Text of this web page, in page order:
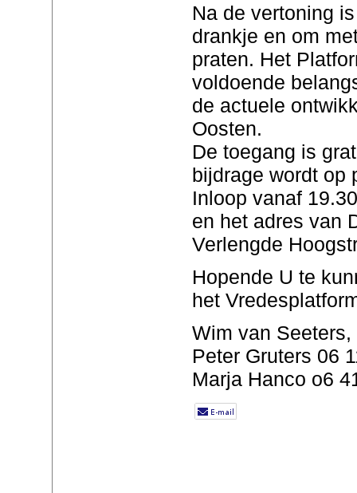
Na de vertoning
drankje en om
praten. Het
voldoende
de actuele
Oosten.
De toegang is
bijdrage wordt op
Inloop vanaf
en het adres van
Verlengde
Hopende U te
het
Wim van
Peter Gruters 06
Marja Hanco o6